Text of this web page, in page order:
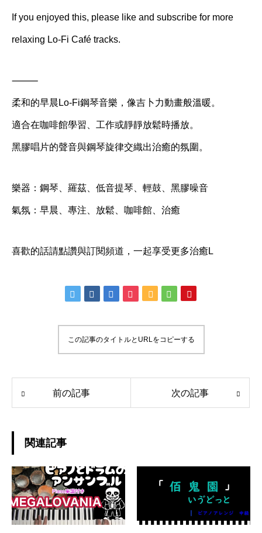
If you enjoyed this, please like and subscribe for more
relaxing Lo-Fi Café tracks.
⸻
柔和的早晨Lo-Fi鋼琴音樂，像吉卜力動畫般溫暖。
適合在咖啡館學習、工作或靜靜放鬆時播放。
黑膠唱片的聲音與鋼琴旋律交織出治癒的氛圍。
樂器：鋼琴、羅茲、低音提琴、輕鼓、黑膠噪音
氣氛：早晨、專注、放鬆、咖啡館、治癒
喜歡的話請點讚與訂閱頻道，一起享受更多治癒L
この記事のタイトルとURLをコピーする
前の記事 次の記事
関連記事